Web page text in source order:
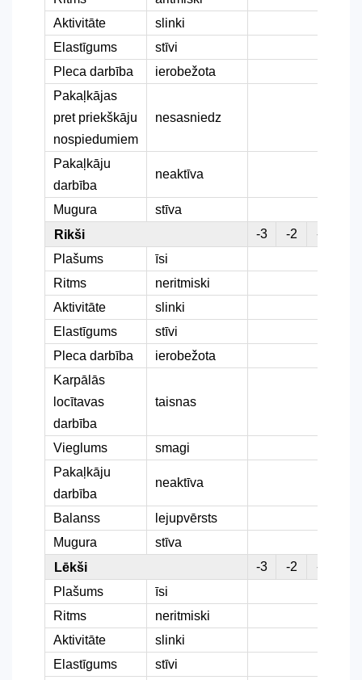
Aktivitāte
slinki
Elastīgums
stīvi
Pleca darbība
ierobežota
Pakaļkājas
pret priekškāju
nospiedumiem
nesasniedz
Pakaļkāju
darbība
neaktīva
Mugura
stīva
Rikši
-3 -2 -1
Plašums
īsi
Ritms
neritmiski
Aktivitāte
slinki
Elastīgums
stīvi
Pleca darbība
ierobežota
Karpālās
locītavas
darbība
taisnas
Vieglums
smagi
Pakaļkāju
darbība
neaktīva
Balanss
lejupvērsts
Mugura
stīva
Lēkši
-3 -2 -1
Plašums
īsi
Ritms
neritmiski
Aktivitāte
slinki
Elastīgums
stīvi